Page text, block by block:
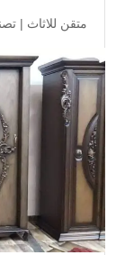
متقن للاثاث |